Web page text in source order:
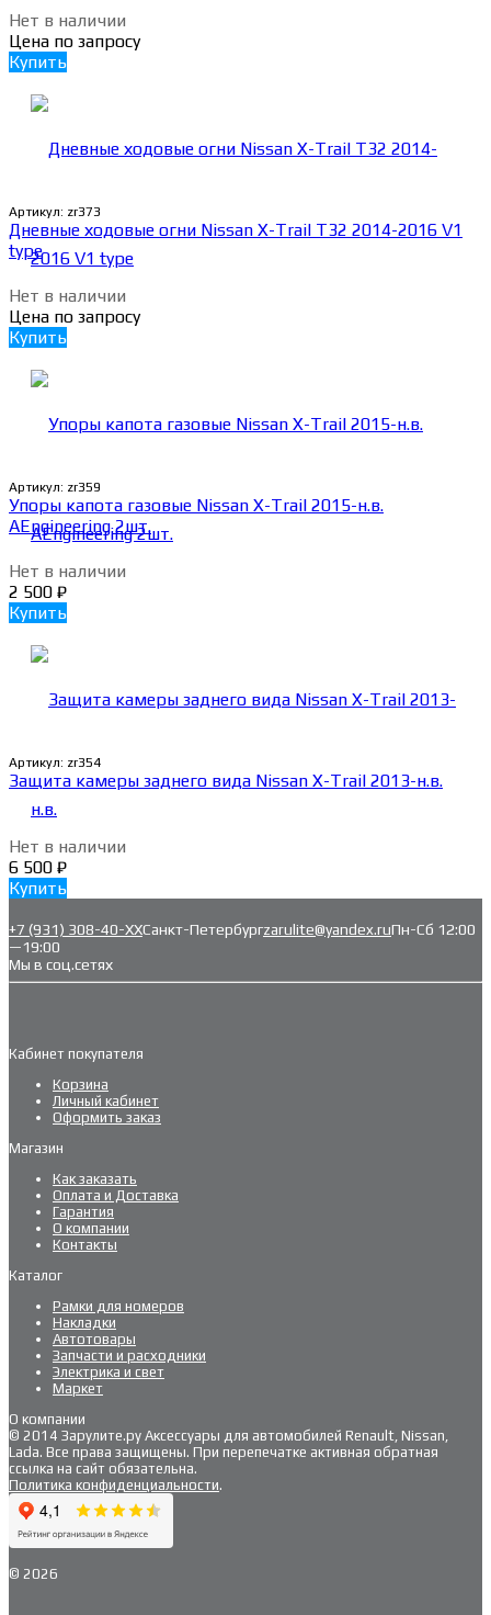
Нет в наличии
Цена по запросу
Купить
Артикул: zr373
Дневные ходовые огни Nissan X-Trail T32 2014-2016 V1
type
Нет в наличии
Цена по запросу
Купить
Артикул: zr359
Упоры капота газовые Nissan X-Trail 2015-н.в.
AEngineering 2шт.
Нет в наличии
2 500 ₽
Купить
Артикул: zr354
Защита камеры заднего вида Nissan X-Trail 2013-н.в.
Нет в наличии
6 500 ₽
Купить
+7 (931) 308-40-ХХСанкт-Петербургzarulite@yandex.ruПн-Сб 12:00
—19:00
Мы в соц.сетях
Кабинет покупателя
Корзина
Личный кабинет
Оформить заказ
Магазин
Как заказать
Оплата и Доставка
Гарантия
О компании
Контакты
Каталог
Рамки для номеров
Накладки
Автотовары
Запчасти и расходники
Электрика и свет
Маркет
О компании
© 2014 Зарулите.ру Аксессуары для автомобилей Renault, Nissan,
Lada. Все права защищены. При перепечатке активная обратная
ссылка на сайт обязательна.
Политика конфиденциальности.
© 2026